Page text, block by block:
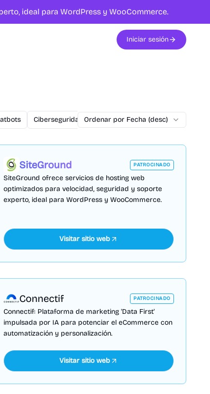
ideal para WordPress y WooCommerce.
Iniciar sesión
Ciberseguridad commercetools Conversiones
Ordenar por Fecha (desc)
SiteGround PATROCINADO
SiteGround ofrece servicios de hosting web
optimizados para velocidad, seguridad y soporte
experto, ideal para WordPress y WooCommerce.
Visitar sitio web
Connectif PATROCINADO
Connectif: Plataforma de marketing 'Data First'
impulsada por IA para potenciar el eCommerce con
automatización y personalización.
Visitar sitio web